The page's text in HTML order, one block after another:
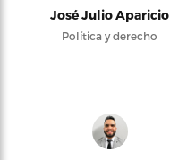
José Julio Aparicio
Política y derecho